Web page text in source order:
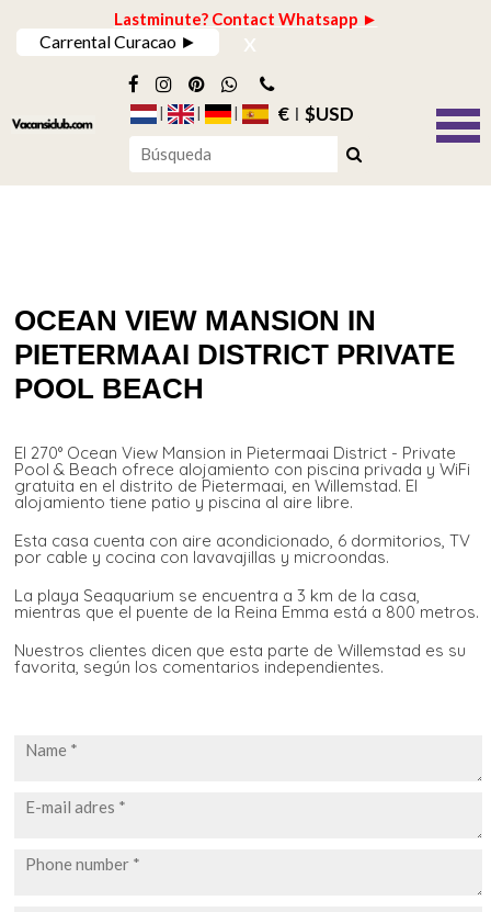
Lastminute? Contact Whatsapp ►
Carrental Curacao ► x
€ $USD
OCEAN VIEW MANSION IN
PIETERMAAI DISTRICT PRIVATE
POOL BEACH
El 270° Ocean View Mansion in Pietermaai District - Private
Pool & Beach ofrece alojamiento con piscina privada y WiFi
gratuita en el distrito de Pietermaai, en Willemstad. El
alojamiento tiene patio y piscina al aire libre.
Esta casa cuenta con aire acondicionado, 6 dormitorios, TV
por cable y cocina con lavavajillas y microondas.
La playa Seaquarium se encuentra a 3 km de la casa,
mientras que el puente de la Reina Emma está a 800 metros.
Nuestros clientes dicen que esta parte de Willemstad es su
favorita, según los comentarios independientes.